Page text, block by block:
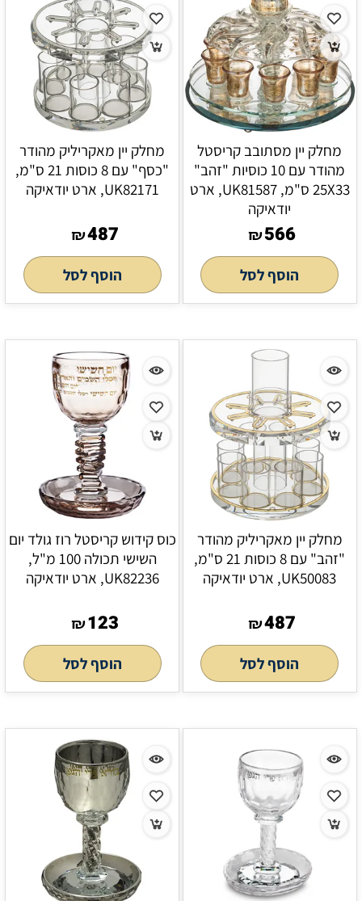
מחלק יין מסתובב קריסטל
מהודר עם 10 כוסיות "זהב"
25X33 ס"מ, UK81587, ארט
יודאיקה
₪566
הוסף לסל
מחלק יין מאקריליק מהודר
"כסף" עם 8 כוסות 21 ס"מ,
UK82171, ארט יודאיקה
₪487
הוסף לסל
מחלק יין מאקריליק מהודר
"זהב" עם 8 כוסות 21 ס"מ,
UK50083, ארט יודאיקה
₪487
הוסף לסל
כוס קידוש קריסטל רוז גולד יום
השישי תכולה 100 מ"ל,
UK82236, ארט יודאיקה
₪123
הוסף לסל